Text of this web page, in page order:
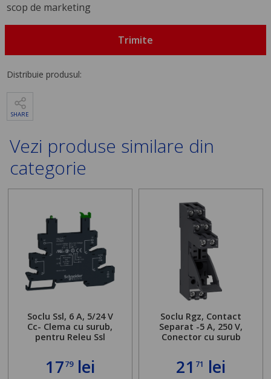
scop de marketing
Trimite
Distribuie produsul:
SHARE
Vezi produse similare din
categorie
Soclu Ssl, 6 A, 5/24 V
Cc- Clema cu surub,
pentru Releu Ssl
1779lei
Soclu Rgz, Contact
Separat -5 A, 250 V,
Conector cu surub
21 71 lei